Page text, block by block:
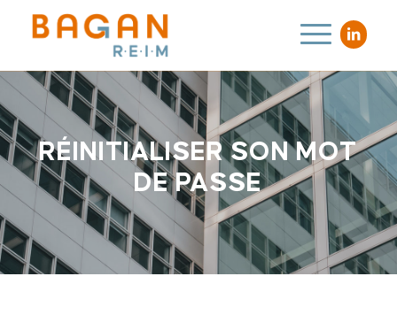
RÉINITIALISER SON MOT
DE PASSE